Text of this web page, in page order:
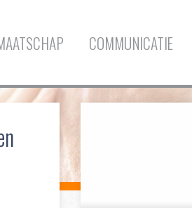
COMMUNICATIE